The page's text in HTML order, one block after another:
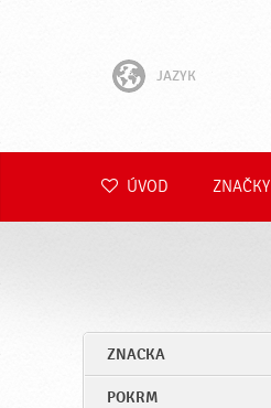
JAZYK
Hrvatski
Română
ÚVOD ZNAČKY
ZNACKA
POKRM